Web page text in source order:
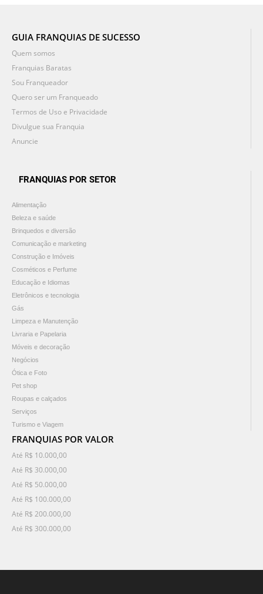
GUIA FRANQUIAS DE SUCESSO
Quem somos
Franquias Baratas
Sou Franqueador
Quero ser um Franqueado
Termos de Uso e Privacidade
Divulgue sua Franquia
Anuncie
FRANQUIAS POR SETOR
Alimentação
Beleza e saúde
Brinquedos e diversão
Comunicação e marketing
Construção e Imóveis
Cosméticos e Perfume
Educação e Idiomas
Eletrônicos e tecnologia
Gás
Limpeza e Manutenção
Livraria e Papelaria
Móveis e decoração
Negócios
Ótica e Foto
Pet shop
Roupas e calçados
Serviços
Turismo e Viagem
FRANQUIAS POR VALOR
Até R$ 10.000,00
Até R$ 30.000,00
Até R$ 50.000,00
Até R$ 100.000,00
Até R$ 200.000,00
Até R$ 300.000,00